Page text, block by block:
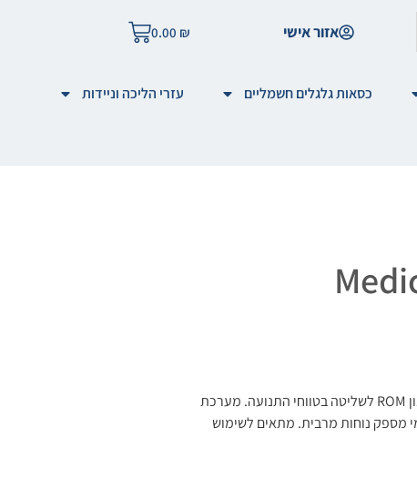
אזור אישי 0.00 ₪
כסאות גלגלים חשמליים עזרי הליכה וניידות
סד ה-Medical Brace מותאם לתמיכה במרפק במהלך החלמה, עם מנגנון ROM לשליטה בטווחי התנועה. מערכת
מספק נוחות מרבית. מתאים לשימוש